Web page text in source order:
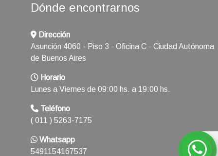
Dónde encontrarnos
Dirección
Asunción 4060 - Piso 3 - Oficina C - Ciudad Autónoma
de Buenos Aires
Horario
Lunes a Viernes de 09:00 hs. a 19:00 hs.
Teléfono
( 011 ) 5263-7175
Whatsapp
5491154167537